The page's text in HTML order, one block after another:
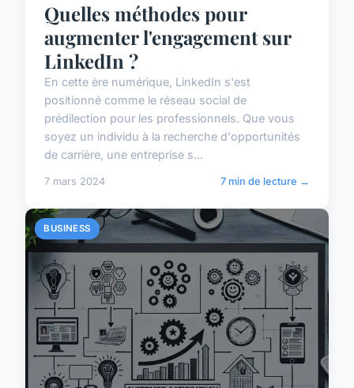
Quelles méthodes pour
augmenter l'engagement sur
LinkedIn ?
En cette ère numérique, LinkedIn s'est
positionné comme le réseau social de
prédilection pour les professionnels. Que vous
soyez un individu à la recherche d'opportunités
de carrière, une entreprise s...
7 mars 2024 7 min de lecture →
BUSINESS